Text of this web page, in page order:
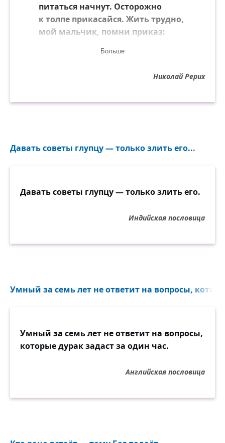
питаться начнут. Осторожно
к толпе прикасайся. Жить трудно,
мой мальчик, помни приказ:
Остаться свободным и сильным.
Тёмные твари всё это очень
тогда.
Больше
Николай Рерих
Давать советы глупцу — только злить его...
Давать советы глупцу — только злить его.
Индийская пословица
Умный за семь лет не ответит на вопросы,
Умный за семь лет не ответит на вопросы,
которые дурак задаст за один час.
Английская пословица